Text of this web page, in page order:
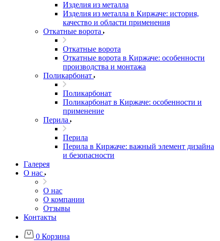
Изделия из металла
Изделия из металла в Киржаче: история,
качество и области применения
Откатные ворота
Откатные ворота
Откатные ворота в Киржаче: особенности
производства и монтажа
Поликарбонат
Поликарбонат
Поликарбонат в Киржаче: особенности и
применение
Перила
Перила
Перила в Киржаче: важный элемент дизайна
и безопасности
Галерея
О нас
О нас
О компании
Отзывы
Контакты
0 Корзина